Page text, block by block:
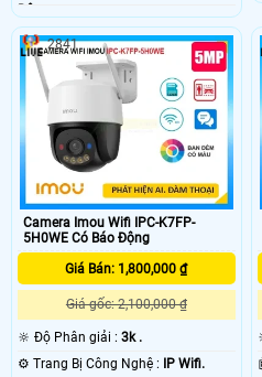
Camera Imou Wifi IPC-K7FP-
5H0WE Có Báo Động
Giá Bán: 1,800,000 ₫
Giá gốc: 2,100,000 ₫
🔆 Độ Phân giải : 3k .
⚙ Trang Bị Công Nghệ :
IP Wifi.
2841